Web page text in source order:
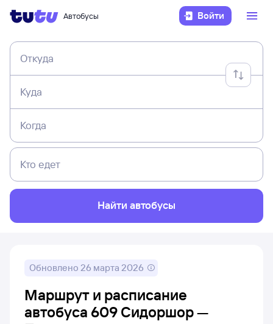
Автобусы Войти
Откуда
Куда
Когда
Кто едет
Найти автобусы
Обновлено 26 марта 2026
Маршрут и расписание
автобуса 609 Сидоршор —